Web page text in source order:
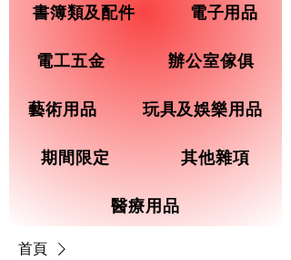
書簿類及配件 電子用品
電工五金 辦公室傢俱
藝術用品 玩具及娛樂用品
期間限定 其他雜項
醫療用品
首頁